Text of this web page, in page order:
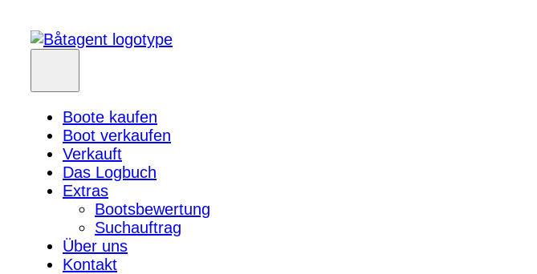
Boote kaufen
Boot verkaufen
Verkauft
Das Logbuch
Extras
Bootsbewertung
Suchauftrag
Über uns
Kontakt